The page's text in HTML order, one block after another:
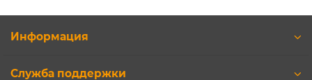
Информация
Служба поддержки